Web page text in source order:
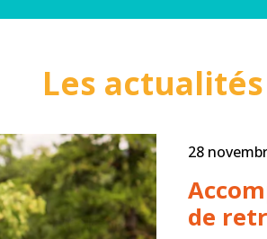
Les actualités
28
de